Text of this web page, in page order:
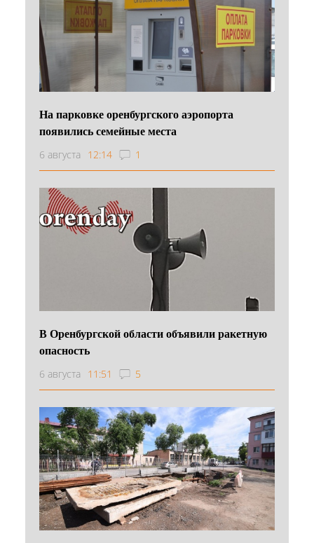
На парковке оренбургского аэропорта
появились семейные места
6 августа 12:14 1
В Оренбургской области объявили ракетную
опасность
6 августа 11:51 5